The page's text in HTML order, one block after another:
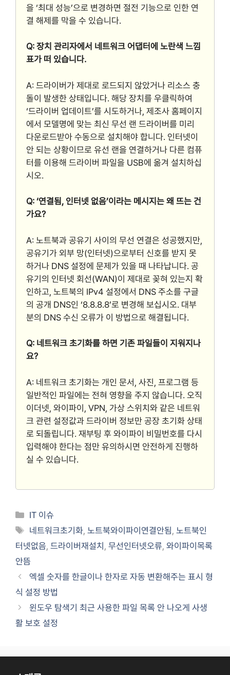
을 ‘최대 성능’으로 변경하면 절전 기능으로 인한 연
결 해제를 막을 수 있습니다.
Q: 장치 관리자에서 네트워크 어댑터에 노란색 느낌
표가 떠 있습니다.
A: 드라이버가 제대로 로드되지 않았거나 리소스 충
돌이 발생한 상태입니다. 해당 장치를 우클릭하여
‘드라이버 업데이트’를 시도하거나, 제조사 홈페이지
에서 모델명에 맞는 최신 무선 랜 드라이버를 미리
다운로드받아 수동으로 설치해야 합니다. 인터넷이
안 되는 상황이므로 유선 랜을 연결하거나 다른 컴퓨
터를 이용해 드라이버 파일을 USB에 옮겨 설치하십
시오.
Q: ‘연결됨, 인터넷 없음’이라는 메시지는 왜 뜨는 건
가요?
A: 노트북과 공유기 사이의 무선 연결은 성공했지만,
공유기가 외부 망(인터넷)으로부터 신호를 받지 못
하거나 DNS 설정에 문제가 있을 때 나타납니다. 공
유기의 인터넷 회선(WAN)이 제대로 꽂혀 있는지 확
인하고, 노트북의 IPv4 설정에서 DNS 주소를 구글
의 공개 DNS인 ‘8.8.8.8’로 변경해 보십시오. 대부
분의 DNS 수신 오류가 이 방법으로 해결됩니다.
Q: 네트워크 초기화를 하면 기존 파일들이 지워지나
요?
A: 네트워크 초기화는 개인 문서, 사진, 프로그램 등
일반적인 파일에는 전혀 영향을 주지 않습니다. 오직
이더넷, 와이파이, VPN, 가상 스위치와 같은 네트워
크 관련 설정값과 드라이버 정보만 공장 초기화 상태
로 되돌립니다. 재부팅 후 와이파이 비밀번호를 다시
입력해야 한다는 점만 유의하시면 안전하게 진행하
실 수 있습니다.
카
테
리
IT 이슈
태
그
네트워크초기화,노트북와이파이연결안됨,노트북인
터넷없음, 드라이버재설치 , 무선인터넷오류, 와이파이목록
안뜸
엑셀 숫자를 한글이나 한자로 자동 변환해주는 표시 형
식 설정 방법
윈도우 탐색기 최근 사용한 파일 목록 안 나오게 사생
활 보호 설정